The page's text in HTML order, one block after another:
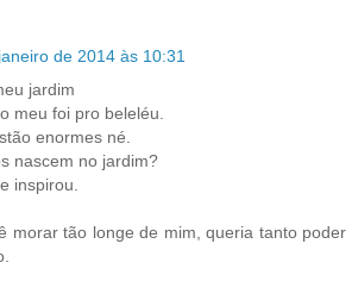
de 2014 às 10:31
jardim
meu foi pro beleléu.
enormes né.
nascem no jardim?
inspirou.
morar tão longe de mim, queria tanto poder